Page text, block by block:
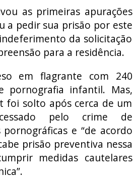
as primeiras apurações
a pedir sua prisão por este
da solicitação
para a residência.
em flagrante com 240
pornografia infantil. Mas,
foi solto após cerca de um
pelo crime de
e “de acordo
prisão preventiva nessa
medidas cautelares